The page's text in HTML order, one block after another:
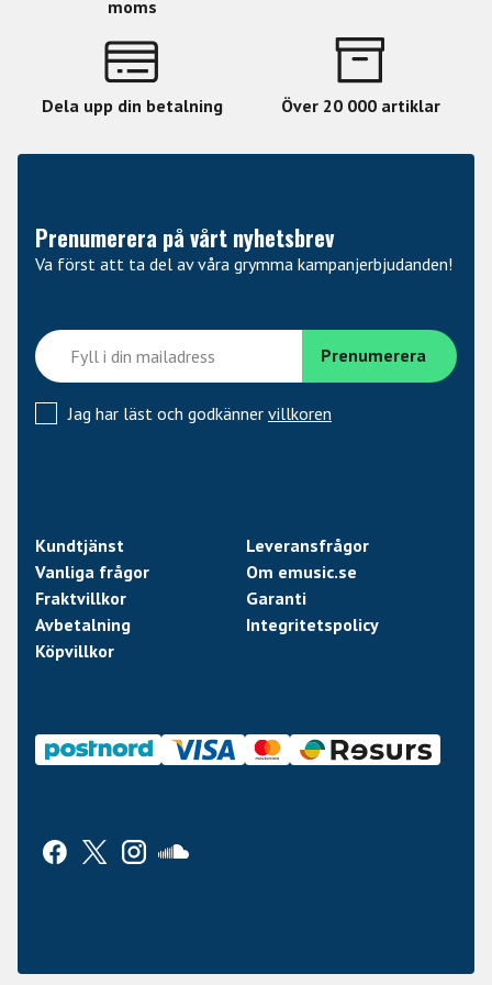
• Längd: 489mm, 19 1/4".
• Bredd: 368mm, 14 1/2".
• Max djup: 70mm, 2 3/4".
moms
Dela upp din betalning Över 20 000 artiklar
Prenumerera på vårt nyhetsbrev
Va först att ta del av våra grymma kampanjerbjudanden!
Jag har läst och godkänner villkoren
Kundtjänst
Leveransfrågor
Vanliga frågor
Om emusic.se
Fraktvillkor
Garanti
Avbetalning
Integritetspolicy
Köpvillkor